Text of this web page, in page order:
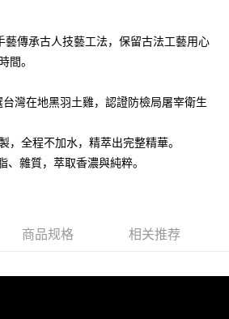
藝傳承古人技藝工法，保留古法工藝用心
間。
灣在地黑羽土雞，認證防檢局屠宰衛生
，全程不加水，精萃出完整精華。
雜質，萃取香濃與純粹。
商品规格 相关推荐